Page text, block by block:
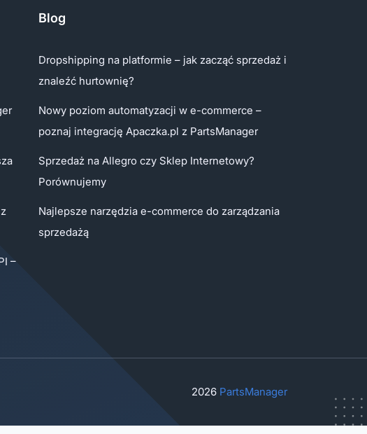
–
Blog
Dropshipping na platformie – jak zacząć sprzedaż i
znaleźć hurtownię?
Nowy poziom automatyzacji w e-commerce –
poznaj integrację Apaczka.pl z PartsManager
Sprzedaż na Allegro czy Sklep Internetowy?
Porównujemy
Najlepsze narzędzia e-commerce do zarządzania
sprzedażą
2026 PartsManager